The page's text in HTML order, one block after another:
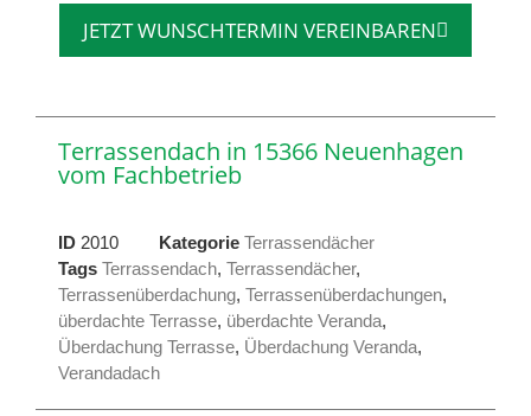
JETZT WUNSCHTERMIN VEREINBAREN
Terrassendach in 15366 Neuenhagen
vom Fachbetrieb
ID 2010 Kategorie Terrassendächer
Tags Terrassendach, Terrassendächer,
Terrassenüberdachung, Terrassenüberdachungen,
überdachte Terrasse, überdachte Veranda,
Überdachung Terrasse, Überdachung Veranda,
Verandadach